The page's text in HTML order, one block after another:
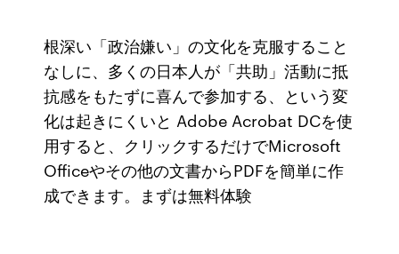
根深い「政治嫌い」の文化を克服すること
なしに、多くの日本人が「共助」活動に抵
抗感をもたずに喜んで参加する、という変
化は起きにくいと Adobe Acrobat DCを使
用すると、クリックするだけでMicrosoft
Officeやその他の文書からPDFを簡単に作
成できます。まずは無料体験